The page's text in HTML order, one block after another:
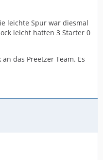
leichte Spur war diesmal
leicht hatten 3 Starter 0
das Preetzer Team. Es